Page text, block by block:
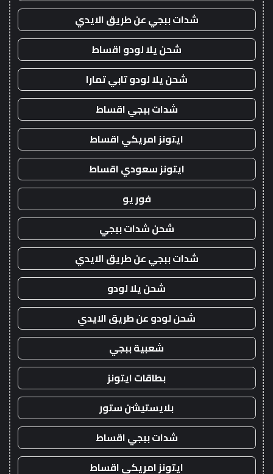
شدات ببجي عن طريق الايدي
شحن يلا لودو اقساط
شحن يلا لودو تابي تمارا
شدات ببجي اقساط
ايتونز امريكي اقساط
ايتونز سعودي اقساط
فور يو
شحن شدات ببجي
شدات ببجي عن طريق الايدي
شحن يلا لودو
شحن لودو عن طريق الايدي
شعبية ببجي
بطاقات ايتونز
بلايستيشن ستور
شدات ببجي اقساط
ايتونز امريكي اقساط